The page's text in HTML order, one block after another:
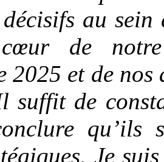
décisifs au
de notre
2025 et de
suffit de
qu’ils
Je